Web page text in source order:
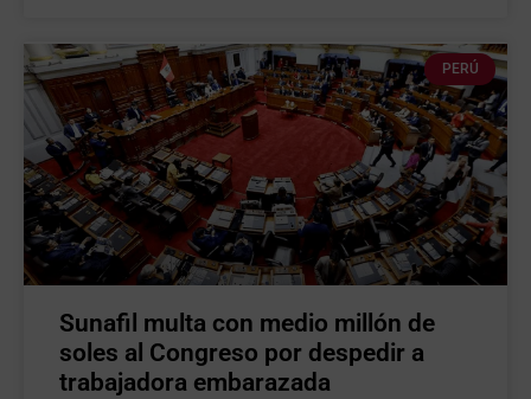
PERÚ
Sunafil multa con medio millón de
soles al Congreso por despedir a
trabajadora embarazada